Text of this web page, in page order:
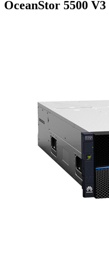
OceanStor 5500 V3